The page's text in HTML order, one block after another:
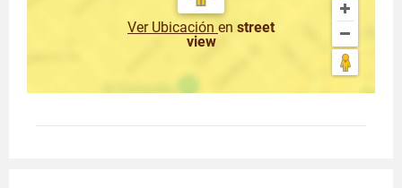
Ver Ubicación en street
view